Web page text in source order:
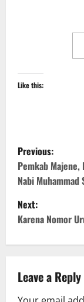
Like this:
P
o
s
t
n
a
v
Previous:
Pemkab Majene,
Nabi Muhammad
Next:
Karena Nomor
Leave a Reply